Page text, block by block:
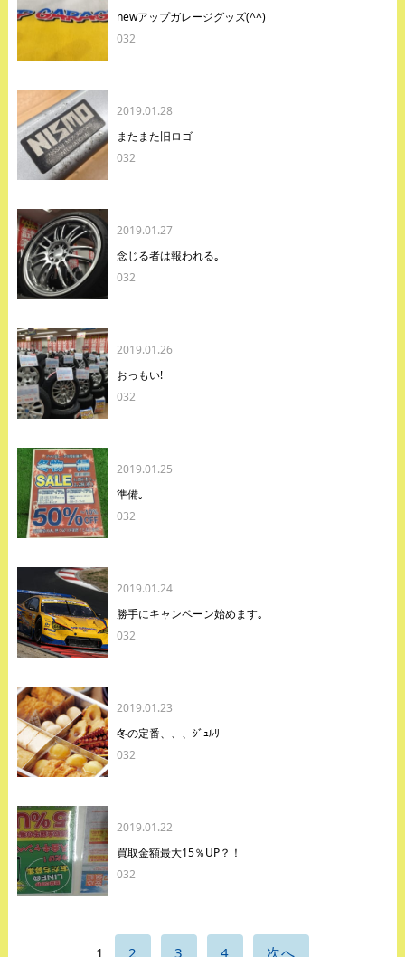
newアップガレージグッズ(^^)
032
2019.01.28
またまた旧ロゴ
032
2019.01.27
念じる者は報われる｡
032
2019.01.26
おっもい!
032
2019.01.25
準備｡
032
2019.01.24
勝手にキャンペーン始めます｡
032
2019.01.23
冬の定番、、、ｼﾞｭﾙﾘ
032
2019.01.22
買取金額最大15％UP？！
032
1 2 3 4 次へ